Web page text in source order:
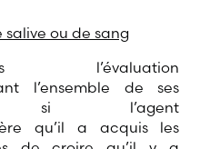
salive ou de sang
l’ensemble de ses
si l’agent
qu’il a acquis les